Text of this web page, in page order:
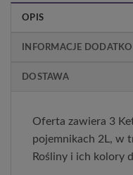
OPIS
INFORMACJE
DOSTAWA
Oferta zawiera 3
pojemnikach 2L, w
Rośliny i ich kolory